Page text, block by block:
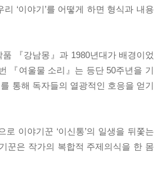
‘이야기’를 어떻게 하면 형식과 내용
『강남몽』과 1980년대가 배경이었
『여울물 소리』는 등단 50주년을 기
통해 독자들의 열광적인 호응을 얻기
이야기꾼 ‘이신통’의 일생을 뒤쫓는
꾼은 작가의 복합적 주제의식을 한 몸